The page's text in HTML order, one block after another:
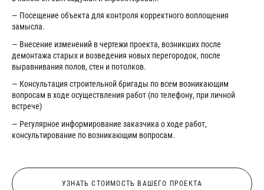
— Посещение объекта для контроля корректного воплощения
замысла.
— Внесение изменений в чертежи проекта, возникших после
демонтажа старых и возведения новых перегородок, после
выравнивания полов, стен и потолков.
— Консультация строительной бригады по всем возникающим
вопросам в ходе осуществления работ (по телефону, при личной
встрече)
— Регулярное информирование заказчика о ходе работ,
консультирование по возникающим вопросам.
УЗНАТЬ СТОИМОСТЬ ВАШЕГО ПРОЕКТА